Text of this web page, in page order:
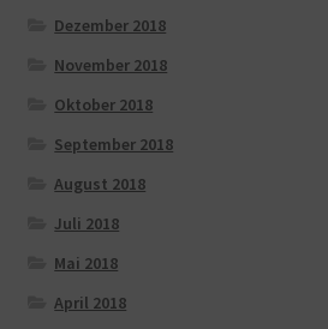
Dezember 2018
November 2018
Oktober 2018
September 2018
August 2018
Juli 2018
Mai 2018
April 2018